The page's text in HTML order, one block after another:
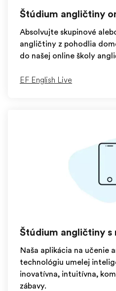
Štúdium angličtiny
Absolvujte skupinové
angličtiny z pohodlia
do našej online školy
EF English Live
Štúdium angličtiny s
Naša aplikácia na učenie
technológiu umelej
inovatívna, intuitívna,
zábavy.